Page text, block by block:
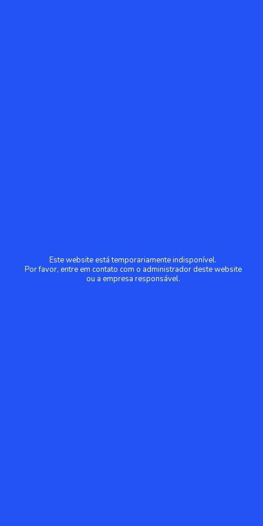
Este website está temporariamente indisponível.
Por favor, entre em contato com o administrador deste website
ou a empresa responsável.